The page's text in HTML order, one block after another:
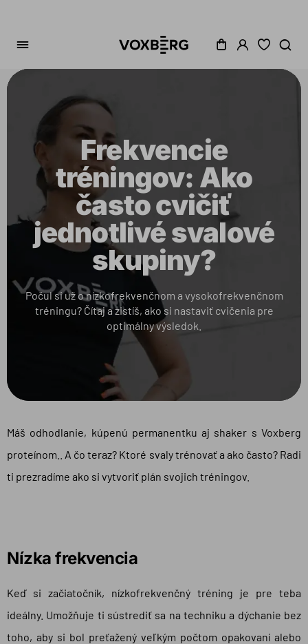
Frekvencie
tréningov: Ako
často cvičiť
jednotlivé svalové
skupiny?
Počul si už o nízkofrekvenčnom a vysokofrekvenčnom
tréningu? Čítaj a zistíš, ako si nastaviť cvičenia pre
optimálny výsledok.
Máš odhodlanie, kúpenú permanentku aj shaker s Voxberg
proteínom.. A čo teraz? Ktoré svaly trénovať a ako často? Radi
ti prezradíme ako si vytvoriť plán svojich tréningov.
Nízka frekvencia
Keď si začiatočník, nízkofrekvenčný tréning je pre teba
ideálny. Umožňuje ti sústrediť sa na techniku a dýchanie bez
toho, aby si bol preťažený veľkým počtom opakovaní alebo